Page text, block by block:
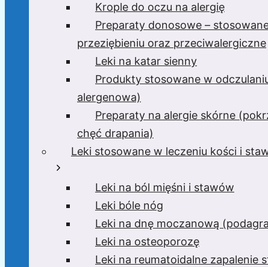
Krople do oczu na alergię
Preparaty donosowe –
przeziębieniu oraz przeciwalergiczne
Leki na katar sienny
Produkty stosowane w
alergenowa)
Preparaty na alergie skórne
chęć drapania)
Leki stosowane w leczeniu kości i
Leki na ból mięśni i stawów
Leki bóle nóg
Leki na dnę moczanową
Leki na osteoporozę
Leki na reumatoidalne zapalenie